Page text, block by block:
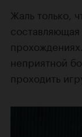
Жаль только,
неприятной
проходить